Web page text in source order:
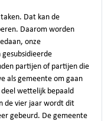
Dat kan de
Daarom worden
onze
partijen of partijen die
als gemeente om gaan
wettelijk bepaald
de vier jaar wordt dit
gebeurd. De gemeente